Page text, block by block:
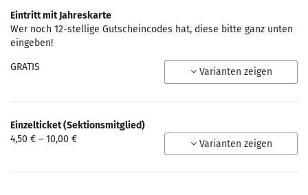
Eintritt mit Jahreskarte
Wer noch 12-stellige Gutscheincodes hat, diese bitte ganz unten
eingeben!
GRATIS Varianten zeigen
Einzelticket (Sektionsmitglied)
von
4,50 € – 10,00 € Varianten zeigen